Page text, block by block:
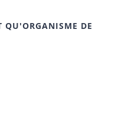
QU'ORGANISME DE